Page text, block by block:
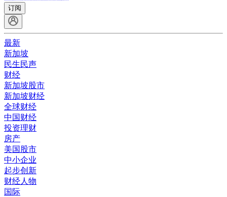
订阅
最新
新加坡
民生民声
财经
新加坡股市
新加坡财经
全球财经
中国财经
投资理财
房产
美国股市
中小企业
起步创新
财经人物
国际